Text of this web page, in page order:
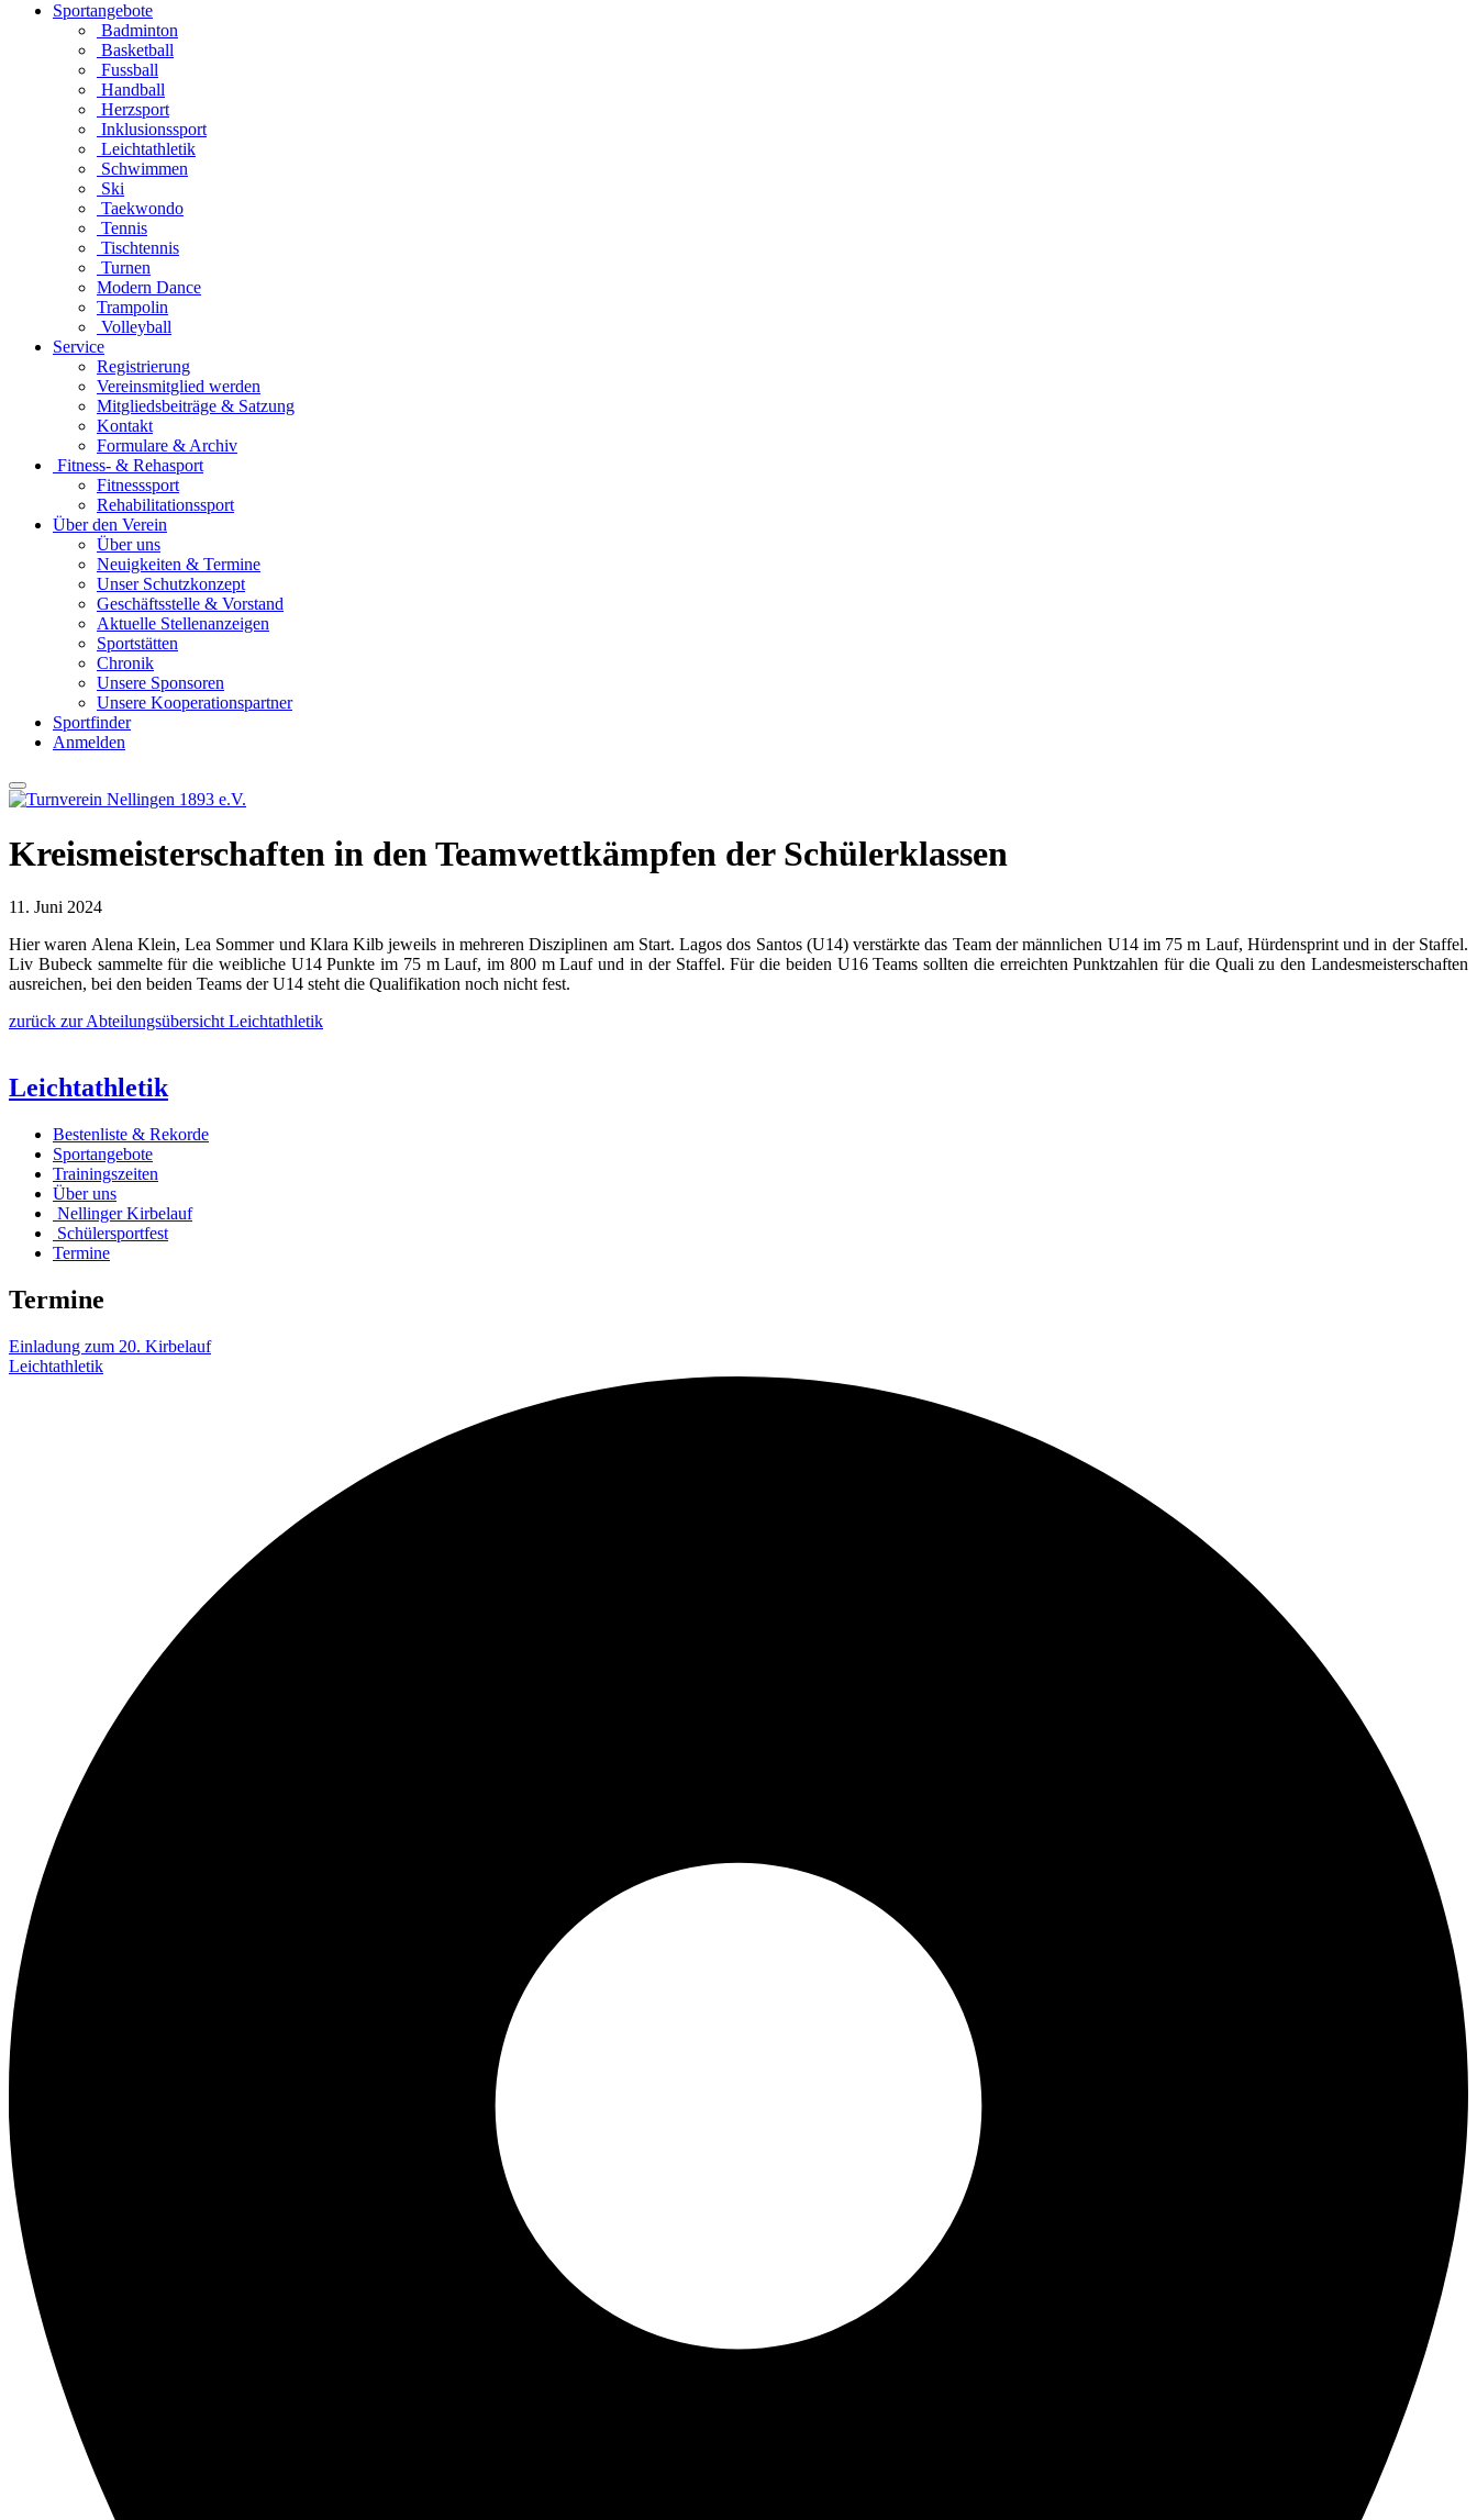
Sportangebote
Badminton
Basketball
Fussball
Handball
Herzsport
Inklusionssport
Leichtathletik
Schwimmen
Ski
Taekwondo
Tennis
Tischtennis
Turnen
Modern Dance
Trampolin
Volleyball
Service
Registrierung
Vereinsmitglied werden
Mitgliedsbeiträge & Satzung
Kontakt
Formulare & Archiv
Fitness- & Rehasport
Fitnesssport
Rehabilitationssport
Über den Verein
Über uns
Neuigkeiten & Termine
Unser Schutzkonzept
Geschäftsstelle & Vorstand
Aktuelle Stellenanzeigen
Sportstätten
Chronik
Unsere Sponsoren
Unsere Kooperationspartner
Sportfinder
Anmelden
Kreismeisterschaften in den Teamwettkämpfen der Schülerklassen
11. Juni 2024
Hier waren Alena Klein, Lea Sommer und Klara Kilb jeweils in mehreren Disziplinen am Start. Lagos dos Santos (U14) verstärkte das Team der männlichen U14 im 75 m Lauf, Hürdensprint und in der Staffel.
Liv Bubeck sammelte für die weibliche U14 Punkte im 75 m Lauf, im 800 m Lauf und in der Staffel. Für die beiden U16 Teams sollten die erreichten Punktzahlen für die Quali zu den Landesmeisterschaften
ausreichen, bei den beiden Teams der U14 steht die Qualifikation noch nicht fest.
zurück zur Abteilungsübersicht Leichtathletik
Leichtathletik
Bestenliste & Rekorde
Sportangebote
Trainingszeiten
Über uns
Nellinger Kirbelauf
Schülersportfest
Termine
Termine
Einladung zum 20. Kirbelauf
Leichtathletik